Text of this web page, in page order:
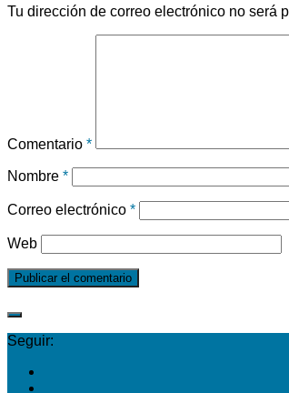
Tu dirección de correo electrónico no será
Comentario *
Nombre *
Correo electrónico *
Web
Seguir: